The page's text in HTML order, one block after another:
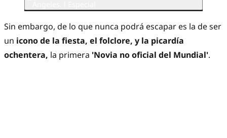
Sin embargo, de lo que nunca podrá escapar es la de ser
un icono de la fiesta, el folclore, y la picardía
ochentera, la primera 'Novia no oficial del Mundial'.